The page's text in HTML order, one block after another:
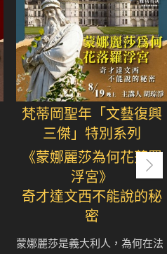
梵蒂岡聖年「文藝復興
三傑」特別系列
《蒙娜麗莎為何花落羅
浮宮》
奇才達文西不能說的秘
密
蒙娜麗莎是義大利人，為何在法